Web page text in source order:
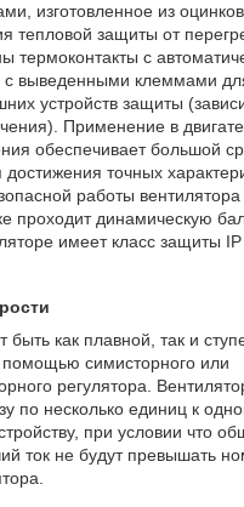
изготовленное из
тепловой защиты от
термоконтакты с
с выведенными клеммами
устройств защиты
Применение в
обеспечивает большой
точных
работы вентилятора
проходит динамическую
имеет класс защиты
быть как плавной, так и
помощью симисторного или
регулятора.
по несколько единиц к
при условии что
ток не будут превышать